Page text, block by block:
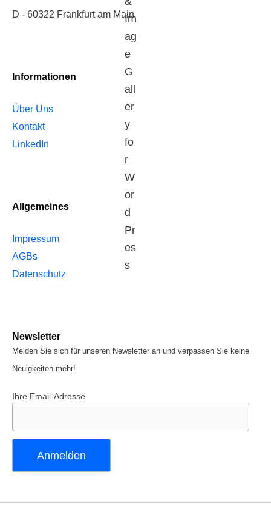
D - 60322 Frankfurt am Main
Informationen
Über Uns
Kontakt
LinkedIn
Allgemeines
Impressum
AGBs
Datenschutz
Newsletter
Melden Sie sich für unseren Newsletter an und verpassen Sie keine
Neuigkeiten mehr!
Ihre Email-Adresse